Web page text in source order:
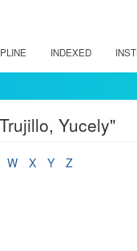
INDEXED
Yucely"
W X Y
Z